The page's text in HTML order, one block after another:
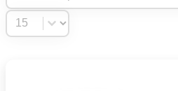
Select number per page